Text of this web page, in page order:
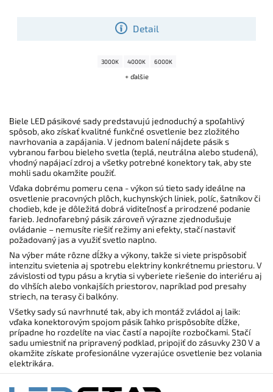
Detail
3000K 4000K 6000K
+ ďalšie
Biele LED pásikové sady predstavujú jednoduchý a spoľahlivý
spôsob, ako získať kvalitné funkčné osvetlenie bez zložitého
navrhovania a zapájania. V jednom balení nájdete pásik s
vybranou farbou bieleho svetla (teplá, neutrálna alebo studená),
vhodný napájací zdroj a všetky potrebné konektory tak, aby ste
mohli sadu okamžite použiť.
Vďaka dobrému pomeru cena - výkon sú tieto sady ideálne na
osvetlenie pracovných plôch, kuchynských liniek, políc, šatníkov či
chodieb, kde je dôležitá dobrá viditeľnosť a prirodzené podanie
farieb. Jednofarebný pásik zároveň výrazne zjednodušuje
ovládanie – nemusíte riešiť režimy ani efekty, stačí nastaviť
požadovaný jas a využiť svetlo naplno.
Na výber máte rôzne dĺžky a výkony, takže si viete prispôsobiť
intenzitu svietenia aj spotrebu elektriny konkrétnemu priestoru. V
závislosti od typu pásu a krytia si vyberiete riešenie do interiéru aj
do vlhších alebo vonkajších priestorov, napríklad pod presahy
striech, na terasy či balkóny.
Všetky sady sú navrhnuté tak, aby ich montáž zvládol aj laik:
vďaka konektorovým spojom pásik ľahko prispôsobíte dĺžke,
prípadne ho rozdelíte na viac častí a napojíte rozbočkami. Stačí
sadu umiestniť na pripravený podklad, pripojiť do zásuvky 230 V a
okamžite získate profesionálne vyzerajúce osvetlenie bez volania
elektrikára.